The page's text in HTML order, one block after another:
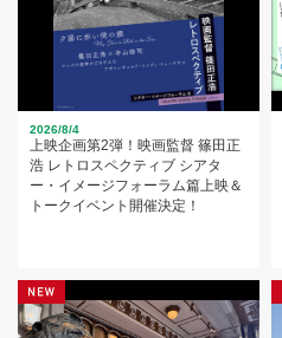
2026/8/4
上映企画第2弾！映画監督 篠田正
浩 レトロスペクティブ シアタ
ー・イメージフォーラム篇上映＆
トークイベント開催決定！